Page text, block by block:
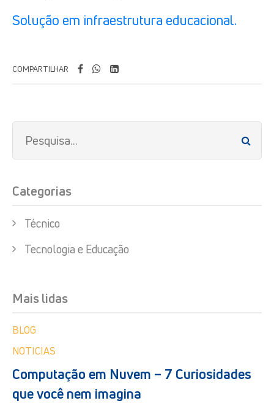
Solução em infraestrutura educacional.
COMPARTILHAR
Categorias
Técnico
Tecnologia e Educação
Mais lidas
BLOG
NOTICIAS
Computação em Nuvem – 7 Curiosidades
que você nem imagina